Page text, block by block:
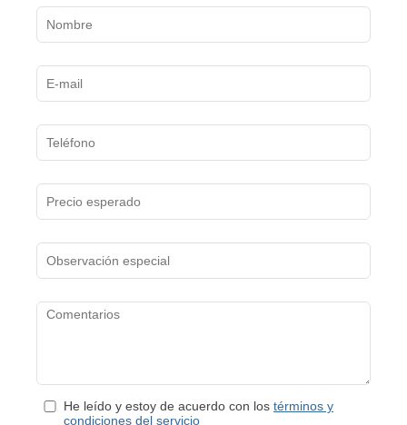
He leído y estoy de acuerdo con los términos y
condiciones del servicio